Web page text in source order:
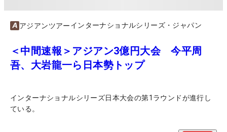
アジアンツアーインターナショナルシリーズ・ジャパン
＜中間速報＞アジアン3億円大会 今平周
吾、大岩龍一ら日本勢トップ
インターナショナルシリーズ日本大会の第1ラウンドが進行し
ている。